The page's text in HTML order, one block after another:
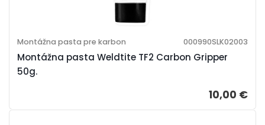
Montážna pasta Weldtite TF2 Carbon Gripper
50g.
Montážna pasta pre karbon 000990SLK02003
10,00 €